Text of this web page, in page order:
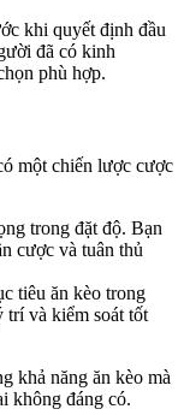
khi quyết định đầu
đã có kinh
phù hợp.
một chiến lược cược
trong đặt độ. Bạn
cược và tuân thủ
tiêu ăn kèo trong
trí và kiểm soát tốt
khả năng ăn kèo mà
không đáng có.